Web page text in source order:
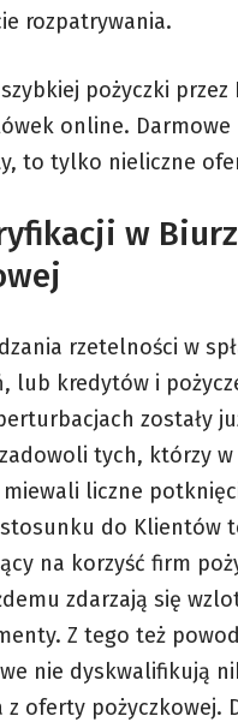
rozpatrywania.
pożyczki
online.
to tylko nieliczne
w
rzetelności w
lub kredytów i
zostały
tych, którzy
liczne
do Klientów
na korzyść firm
zdarzają się
Z tego też
nie dyskwalifikują
z oferty pożyczkowej.